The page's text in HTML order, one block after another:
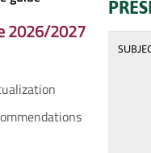
2026/2027